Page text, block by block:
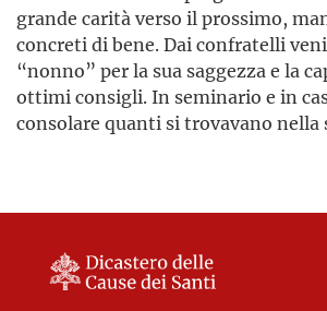
grande carità verso il prossimo,
concreti di bene. Dai confratelli
“nonno” per la sua saggezza e la
ottimi consigli. In seminario e in
consolare quanti si trovavano nella